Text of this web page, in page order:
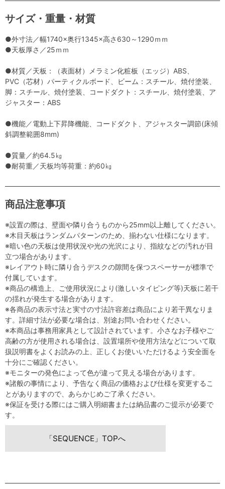
サイズ・重量・材質
●外寸法／幅1740×奥行1345×高さ630～1290ｍｍ
●天板厚さ／25ｍｍ
●材質／天板：（表面材）メラミン化粧板（エッジ）ABS、
PVC（芯材）パーティクルボード、ビーム：スチール、焼付塗装、
脚：スチール、焼付塗装、コードダクト：スチール、焼付塗装、ア
ジャスター：ABS
●機能／電動上下昇降機能、コードダクト、アジャスター調節(床傾
斜調整範囲8mm)
●質量／約64.5㎏
●耐荷重／天板均等荷重：約60㎏
商品注意事項
※設置の際は、壁面や隣り合うものから25mm以上離してください。
※木目天板はランダムパターンのため、揃わない仕様になります。
※暗い色の天板は使用状況や光の光沢により、指紋などの汚れが目
立つ場合があります。
※レイアウト時に隣り合うデスクの隙間を保つスペーサーが標準で
付属しています。
※商品の構造上、ご使用状況により(激しいタイピング等)天板に若干
の揺れが発生する場合があります。
※各商品の表示寸法と実寸の寸法許容差は商品により若干異なりま
す。詳細寸法が必要な場合は、別途お問い合わせください。
※本商品は事務用家具として設計されています。小さなお子様やご
高齢の方が使用される場合は、設置場所や使用方法などについて取
扱説明書をよくお読みの上、正しくお使いいただけるよう安全面を
十分にご確認ください。
※モニターの発色によって色が違って見える場合があります。
※諸般の事情により、予告なく商品の価格および仕様を変更するこ
とがありますので、あらかじめご了承ください。
※保証を受ける際にはご購入明細書または納品書のご提示が必要で
す。
「SEQUENCE」TOPへ